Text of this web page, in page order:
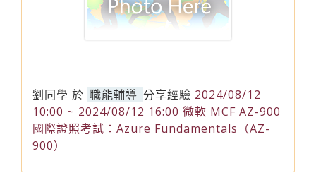
劉同學 於 職能輔導 分享經驗 2024/08/12
10:00 ~ 2024/08/12 16:00 微軟 MCF AZ-900
國際證照考試：Azure Fundamentals（AZ-
900）